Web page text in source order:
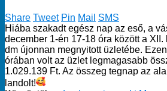
Share Tweet Pin Mail SMS
Hiába szakadt egész nap az eső, a
december 1-én 17-18 óra között a XII.
dm újonnan megnyitott üzletébe.
órában volt az üzlet legmagasabb
1.029.139 Ft. Az összeg tegnap az
landolt!